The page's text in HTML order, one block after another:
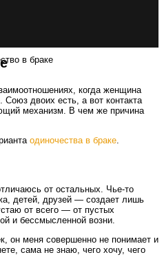
в браке
когда женщина
Союз двоих есть, а вот контакта
механизм. В чем же причина
одиночества в браке.
от остальных. Чье-то
детей, друзей — создает лишь
от всего — от пустых
и бессмысленной возни.
он меня совершенно не понимает и
сама не знаю, чего хочу, чего